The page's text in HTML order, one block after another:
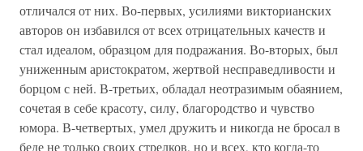
отличался от них. Во-первых, усилиями викторианских
авторов он избавился от всех отрицательных качеств и
стал идеалом, образцом для подражания. Во-вторых, был
униженным аристократом, жертвой несправедливости и
борцом с ней. В-третьих, обладал неотразимым обаянием,
сочетая в себе красоту, силу, благородство и чувство
юмора. В-четвертых, умел дружить и никогда не бросал в
беде не только своих стрелков, но и всех, кто когда-то